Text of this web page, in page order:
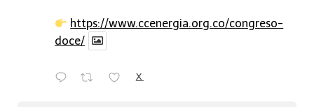
https://www.ccenergia.org.co/congreso-
doce/
X